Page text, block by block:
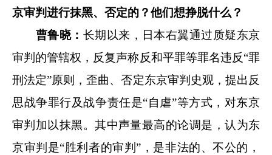
京审判进行抹黑、否定的？他们想挣脱什么？
曹鲁晓： 长期以来，日本右翼通过质疑东京
审判的管辖权，反复声称反和平罪等罪名违反“罪
刑法定”原则，歪曲、否定东京审判史观，提出反
思战争罪行及战争责任是“自虐”等方式，对东京
审判加以抹黑。其中声量最高的论调是，认为东
京审判是“胜利者的审判”，是非法的、不公的，